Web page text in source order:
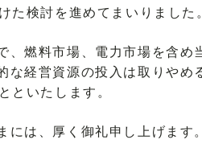
た検討を進めてまいりました
燃料市場、電力市場を含め
な経営資源の投入は取りやめ
といたします。
は、厚く御礼申し上げます。